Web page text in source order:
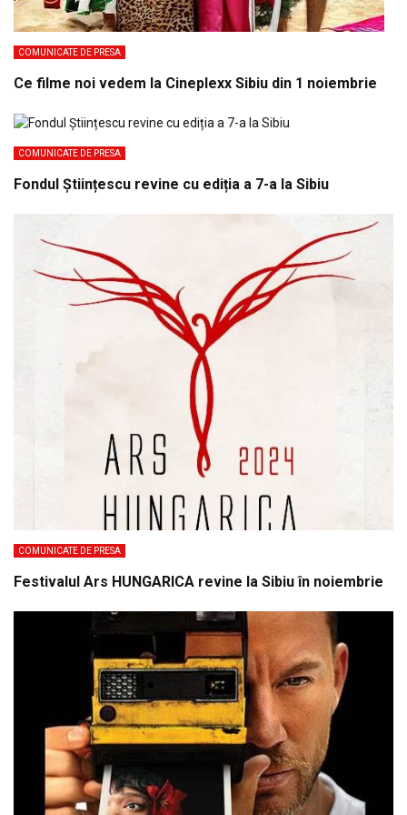
COMUNICATE DE PRESA
Ce filme noi vedem la Cineplexx Sibiu din 1 noiembrie
COMUNICATE DE PRESA
Fondul Științescu revine cu ediția a 7-a la Sibiu
COMUNICATE DE PRESA
Festivalul Ars HUNGARICA revine la Sibiu în noiembrie